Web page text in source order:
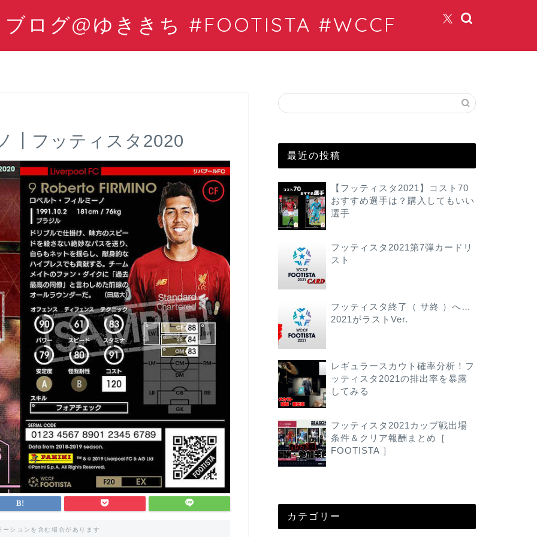
ログ@ゆききち #FOOTISTA #WCCF
┃フッティスタ2020
ーションを含む場合があります
最近の投稿
【フッティスタ2021】コスト70
おすすめ選手は？購入してもいい
選手
フッティスタ2021第7弾カードリ
スト
フッティスタ終了（ サ終 ）へ…
2021がラストVer.
レギュラースカウト確率分析！フ
ッティスタ2021の排出率を暴露
してみる
フッティスタ2021カップ戦出場
条件＆クリア報酬まとめ［
FOOTISTA ］
カテゴリー